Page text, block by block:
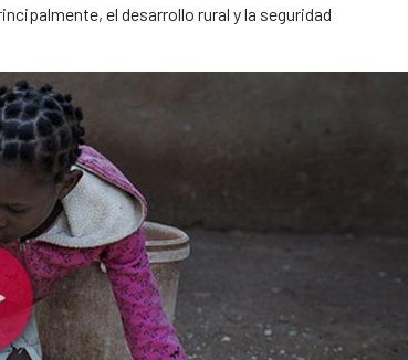
el desarrollo rural y la seguridad